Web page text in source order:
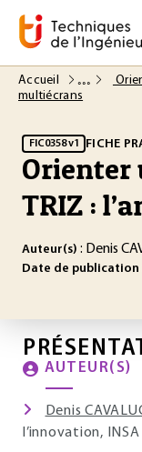
Accueil
multiécrans
FIC0358 v1 FICHE
Orienter
TRIZ :
Auteur(s) : Denis
Date de publication
AUTEUR(S)
Denis
l’innovation,